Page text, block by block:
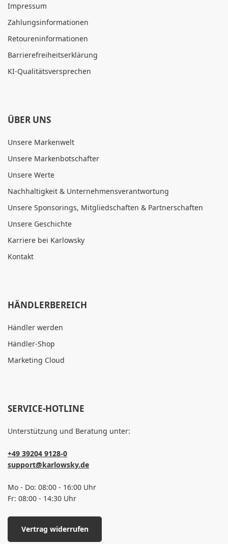
Impressum
Zahlungsinformationen
Retoureninformationen
Barrierefreiheitserklärung
KI-Qualitätsversprechen
ÜBER UNS
Unsere Markenwelt
Unsere Markenbotschafter
Unsere Werte
Nachhaltigkeit & Unternehmensverantwortung
Unsere Sponsorings, Mitgliedschaften & Partnerschaften
Unsere Geschichte
Karriere bei Karlowsky
Kontakt
HÄNDLERBEREICH
Händler werden
Händler-Shop
Marketing Cloud
SERVICE-HOTLINE
Unterstützung und Beratung unter:
+49 39204 9128-0
support@karlowsky.de
Mo - Do: 08:00 - 16:00 Uhr
Fr: 08:00 - 14:30 Uhr
Vertrag widerrufen